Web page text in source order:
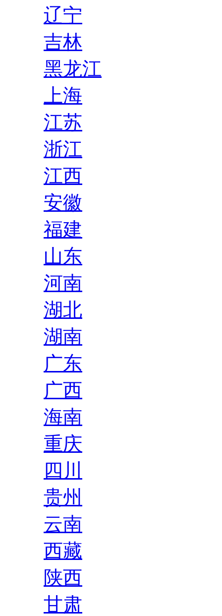
辽宁
吉林
黑龙江
上海
江苏
浙江
江西
安徽
福建
山东
河南
湖北
湖南
广东
广西
海南
重庆
四川
贵州
云南
西藏
陕西
甘肃